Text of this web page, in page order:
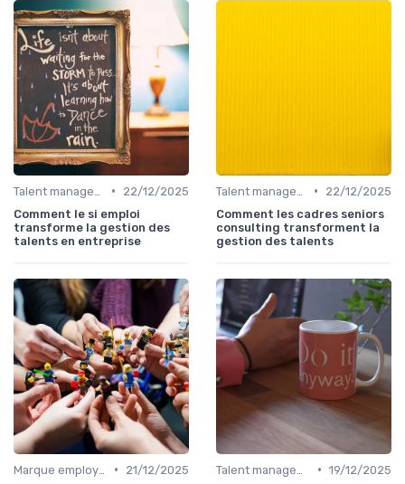
•
22/12/2025
Comment le si emploi
transforme la gestion des
talents en entreprise
•
22/12/2025
Comment les cadres seniors
consulting transforment la
gestion des talents
•
21/12/2025
• 19/12/2025